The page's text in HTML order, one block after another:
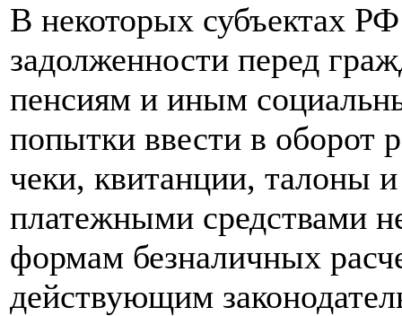
В некоторых субъектах
задолженности перед
пенсиям и иным
попытки ввести в оборот
чеки, квитанции, талоны
платежными средствами
формам безналичных
действующим